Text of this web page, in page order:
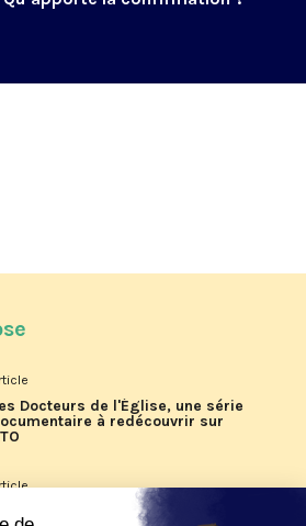
Docteurs de l'Église, une série
à redécouvrir sur
Les reportages d'été 2026 de KTO